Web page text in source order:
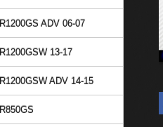
R1200GS ADV 06-07
R1200GSW 13-17
R1200GSW ADV 14-15
R850GS